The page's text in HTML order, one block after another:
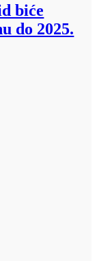
biće
do 2025.